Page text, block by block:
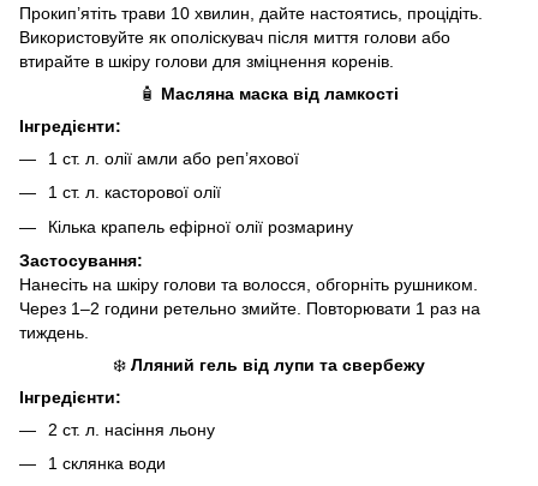
Прокип’ятіть трави 10 хвилин, дайте настоятись, процідіть.
Використовуйте як ополіскувач після миття голови або
втирайте в шкіру голови для зміцнення коренів.
🧴 Масляна маска від ламкості
Інгредієнти:
1 ст. л. олії амли або реп’яхової
1 ст. л. касторової олії
Кілька крапель ефірної олії розмарину
Застосування:
Нанесіть на шкіру голови та волосся, обгорніть рушником.
Через 1–2 години ретельно змийте. Повторювати 1 раз на
тиждень.
❄️ Лляний гель від лупи та свербежу
Інгредієнти:
2 ст. л. насіння льону
1 склянка води